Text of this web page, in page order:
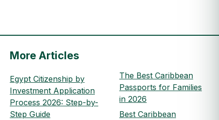
More Articles
Egypt Citizenship by
Investment Application
Process 2026: Step-by-
Step Guide
The Best Caribbean
Passports for Families
in 2026
Best Caribbean